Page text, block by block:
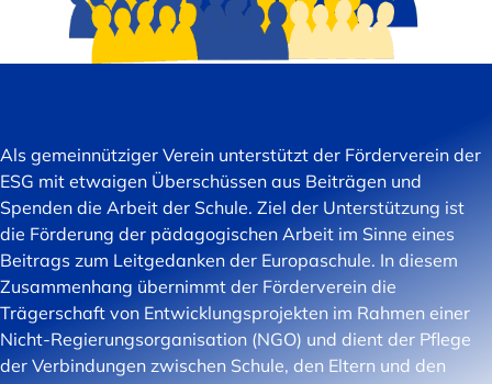
Als gemeinnütziger Verein unterstützt der Förderverein der
ESG mit etwaigen Überschüssen aus Beiträgen und
Spenden die Arbeit der Schule. Ziel der Unterstützung ist
die Förderung der pädagogischen Arbeit im Sinne eines
Beitrags zum Leitgedanken der Europaschule. In diesem
Zusammenhang übernimmt der Förderverein die
Trägerschaft von Entwicklungsprojekten im Rahmen einer
Nicht-Regierungsorganisation (NGO) und dient der Pflege
der Verbindungen zwischen Schule, den Eltern und den